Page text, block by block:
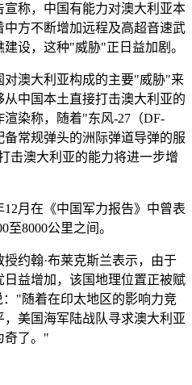
称，中国有能力对澳大利亚本
方不断增加远程及高超音速武
设，这种"威胁"正日益加剧。
澳大利亚构成的主要"威胁"来
中国本土直接打击澳大利亚的
染称，随着"东风-27（DF-
常规弹头的洲际弹道导弹的服
击澳大利亚的能力将进一步增
月在《中国军力报告》中曾表
至8000公里之间。
约翰·布莱克斯兰表示，由于
益增加，该国地理位置正被赋
"随着在印太地区的影响力竞
美国海军陆战队寻求澳大利亚
奇了。"